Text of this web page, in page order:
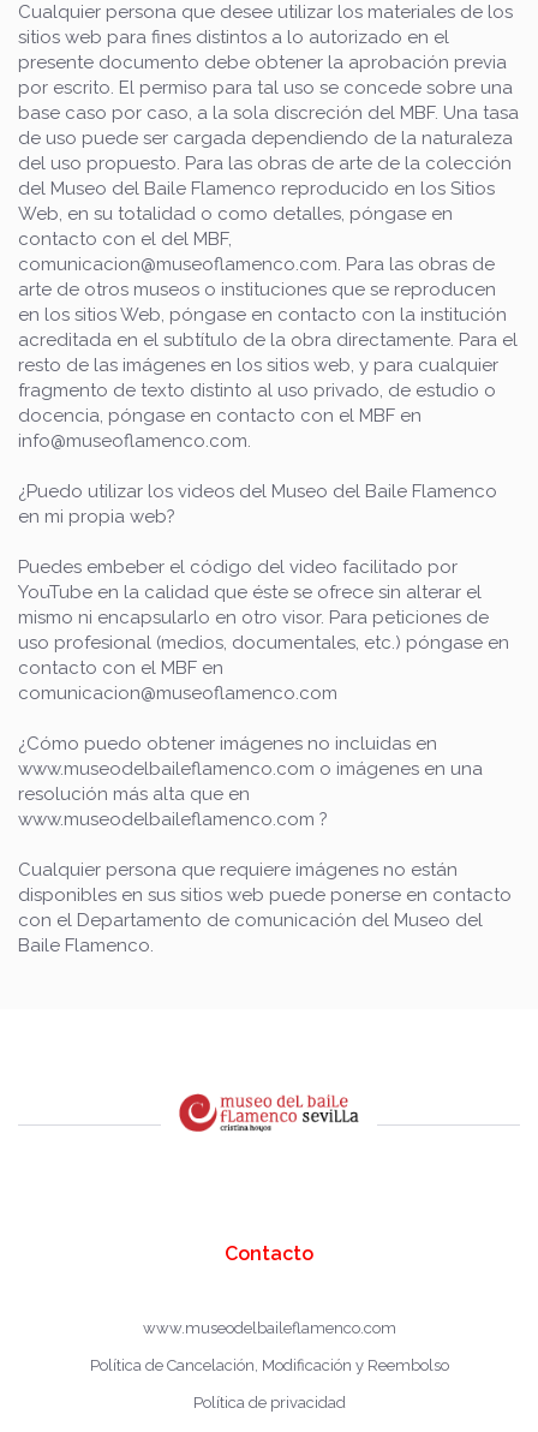
Cualquier persona que desee utilizar los materiales de los
sitios web para fines distintos a lo autorizado en el
presente documento debe obtener la aprobación previa
por escrito. El permiso para tal uso se concede sobre una
base caso por caso, a la sola discreción del MBF. Una tasa
de uso puede ser cargada dependiendo de la naturaleza
del uso propuesto. Para las obras de arte de la colección
del Museo del Baile Flamenco reproducido en los Sitios
Web, en su totalidad o como detalles, póngase en
contacto con el del MBF,
comunicacion@museoflamenco.com. Para las obras de
arte de otros museos o instituciones que se reproducen
en los sitios Web, póngase en contacto con la institución
acreditada en el subtítulo de la obra directamente. Para el
resto de las imágenes en los sitios web, y para cualquier
fragmento de texto distinto al uso privado, de estudio o
docencia, póngase en contacto con el MBF en
info@museoflamenco.com.
¿Puedo utilizar los videos del Museo del Baile Flamenco
en mi propia web?
Puedes embeber el código del video facilitado por
YouTube en la calidad que éste se ofrece sin alterar el
mismo ni encapsularlo en otro visor. Para peticiones de
uso profesional (medios, documentales, etc.) póngase en
contacto con el MBF en
comunicacion@museoflamenco.com
¿Cómo puedo obtener imágenes no incluidas en
www.museodelbaileflamenco.com o imágenes en una
resolución más alta que en
www.museodelbaileflamenco.com ?
Cualquier persona que requiere imágenes no están
disponibles en sus sitios web puede ponerse en contacto
con el Departamento de comunicación del Museo del
Baile Flamenco.
Contacto
www.museodelbaileflamenco.com
Política de Cancelación, Modificación y Reembolso
Política de privacidad